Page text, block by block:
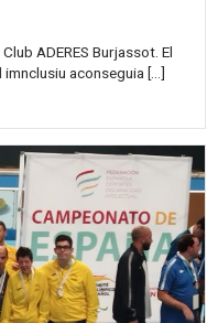
ADERES Burjassot. El
aconseguia […]